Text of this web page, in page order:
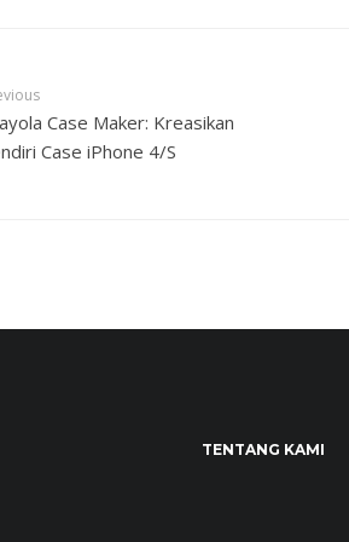
Case Maker: Kreasikan
Case iPhone 4/S
TENTANG KAMI